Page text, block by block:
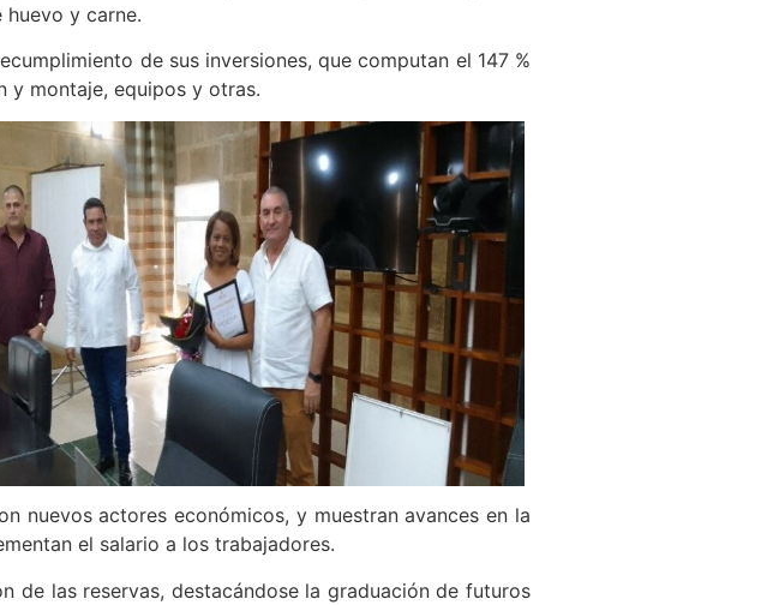
y carne.
de sus inversiones, que computan el 147 %
y montaje, equipos y otras.
nuevos actores económicos, y muestran avances en la
el salario a los trabajadores.
de las reservas, destacándose la graduación de futuros